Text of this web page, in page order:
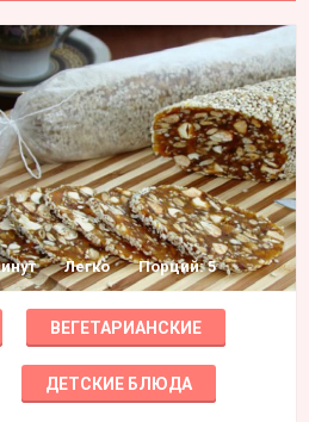
Легко Порций: 5
ВЕГЕТАРИАНСКИЕ
ДЕТСКИЕ БЛЮДА